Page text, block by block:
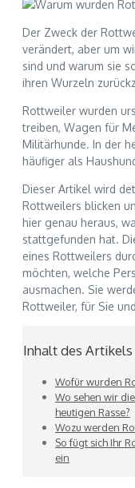
Der Zweck der
verändert, aber um
sind und warum sie
ihren Wurzeln
Rottweiler wurden
treiben, Wagen für
Militärhunde. In der
häufiger als
Dieser Artikel wird
Rottweilers blicken
hier genau heraus,
stattgefunden hat.
eines Rottweilers
möchten, welche
ausmachen. Sie
Rottweiler, für Sie
Inhalt des Artikels
Wofür wurden
Wo sehen wir
heutigen Rasse?
Wozu werden
So fügt sich Ihr
ein